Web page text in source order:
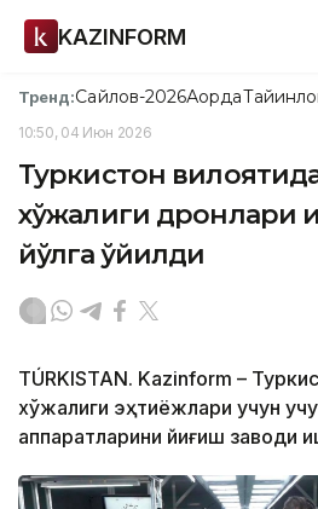
KAZINFORM
Тренд:Сайлов-2026Ақорда
10:50, 04 Июн 2026
Туркистон вилоятида
хўжалиги дронлари
йўлга қўйилди
TÚRKІSTAN. Kazinform –
хўжалиги эҳтиёжлари учун
аппаратларини йиғиш заводи